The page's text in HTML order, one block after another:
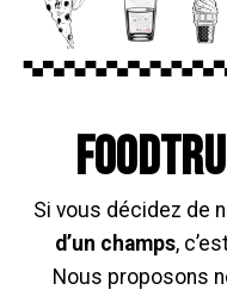
Si vous décidez de
d’un champs,
Nous proposons